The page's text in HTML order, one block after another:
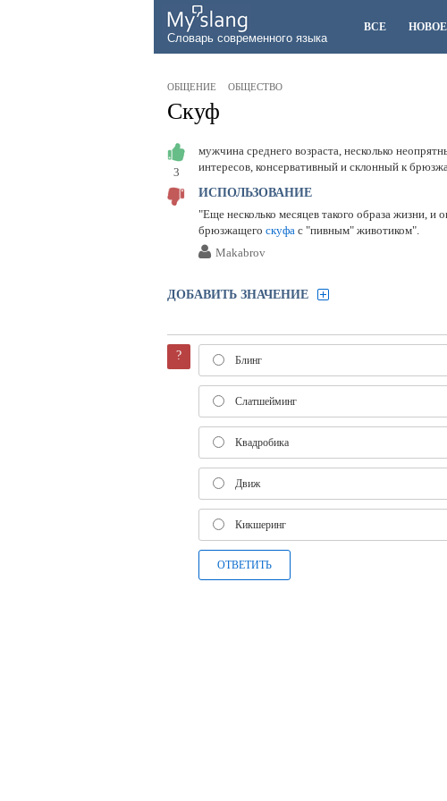
Словарь современного языка
ВСЕ НОВОЕ
ОБЩЕНИЕ ОБЩЕСТВО
Скуф
3
мужчина среднего возраста, несколько
интересов, консервативный и склонный к
ИСПОЛЬЗОВАНИЕ
"Еще несколько месяцев такого образа жизни, и
брюзжащего скуфа с "пивным" животиком".
Makabrov
ДОБАВИТЬ ЗНАЧЕНИЕ
? Блинг
Слатшейминг
Квадробика
Движ
Кикшеринг